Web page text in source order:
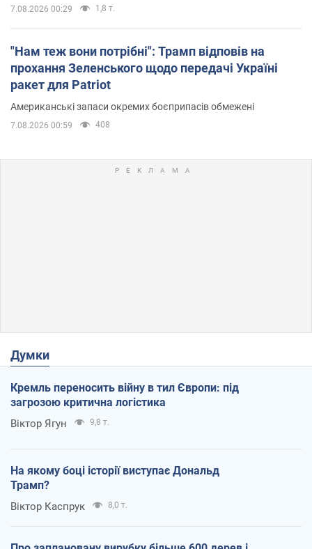
7.08.2026 00:29 1,8 т.
"Нам теж вони потрібні": Трамп відповів на
прохання Зеленського щодо передачі Україні
ракет для Patriot
Американські запаси окремих боєприпасів обмежені
7.08.2026 00:59 408
Думки
Кремль переносить війну в тил Європи: під
загрозою критична логістика
Віктор Ягун 9,8 т.
На якому боці історії виступає Дональд
Трамп?
Віктор Каспрук 8,0 т.